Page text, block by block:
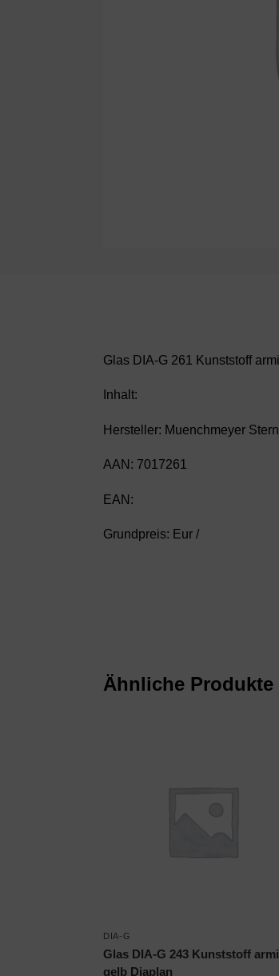
Glas DIA-G 261 Kunststoff
Inhalt:
Hersteller: Muenchmeyer
AAN: 7017261
EAN:
Grundpreis: Eur /
Ähnliche Produkte
DIA-G
Glas DIA-G 243 Kunststoff
gelb Diaplan